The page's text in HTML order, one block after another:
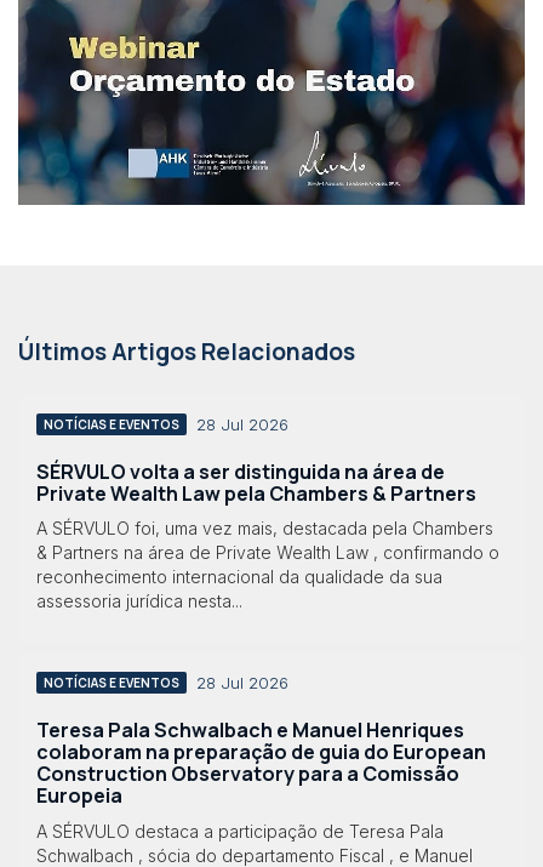
Últimos Artigos Relacionados
NOTÍCIAS E EVENTOS 28 Jul 2026
SÉRVULO volta a ser distinguida na área de
Private Wealth Law pela Chambers & Partners
A SÉRVULO foi, uma vez mais, destacada pela Chambers
& Partners na área de Private Wealth Law , confirmando o
reconhecimento internacional da qualidade da sua
assessoria jurídica nesta...
NOTÍCIAS E EVENTOS 28 Jul 2026
Teresa Pala Schwalbach e Manuel Henriques
colaboram na preparação de guia do European
Construction Observatory para a Comissão
Europeia
A SÉRVULO destaca a participação de Teresa Pala
Schwalbach , sócia do departamento Fiscal , e Manuel